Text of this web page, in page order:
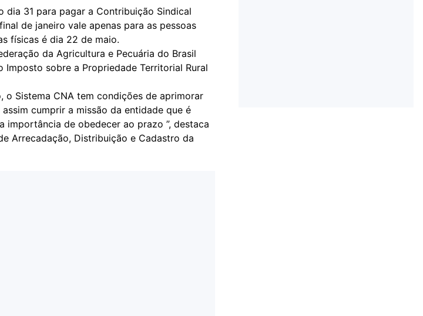
31 para pagar a Contribuição Sindical
de janeiro vale apenas para as pessoas
físicas é dia 22 de maio.
da Agricultura e Pecuária do Brasil
Imposto sobre a Propriedade Territorial Rural
o Sistema CNA tem condições de aprimorar
cumprir a missão da entidade que é
importância de obedecer ao prazo ”, destaca
Arrecadação, Distribuição e Cadastro da